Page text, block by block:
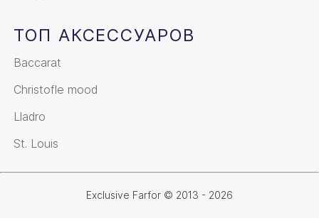
ТОП АКСЕССУАРОВ
Baccarat
Christofle mood
Lladro
St. Louis
Exclusive Farfor © 2013 - 2026